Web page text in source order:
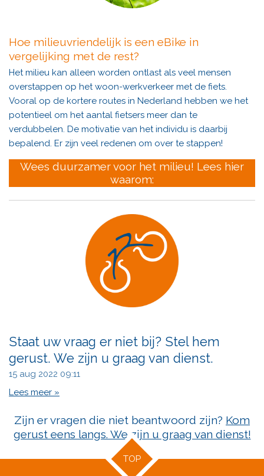
Hoe milieuvriendelijk is een eBike in
vergelijking met de rest?
Het milieu kan alleen worden ontlast als veel mensen
overstappen op het woon-werkverkeer met de fiets.
Vooral op de kortere routes in Nederland hebben we het
potentieel om het aantal fietsers meer dan te
verdubbelen. De motivatie van het individu is daarbij
bepalend. Er zijn veel redenen om over te stappen!
Wees duurzamer voor het milieu! Lees hier
waarom:
Staat uw vraag er niet bij? Stel hem
gerust. We zijn u graag van dienst.
15 aug 2022 09:11
Lees meer »
Zijn er vragen die niet beantwoord zijn? Kom
gerust eens langs. We zijn u graag van dienst!
TOP